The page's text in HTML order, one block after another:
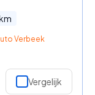
Verbeek
Vergelijk